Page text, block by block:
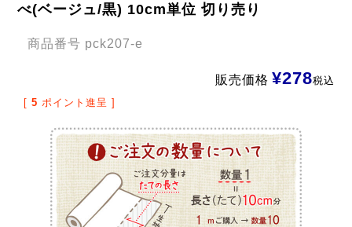
べ(ベージュ/黒) 10cm単位 切り売り
商品番号 pck207-e
販売価格 ¥278税込
[ 5 ポイント進呈 ]